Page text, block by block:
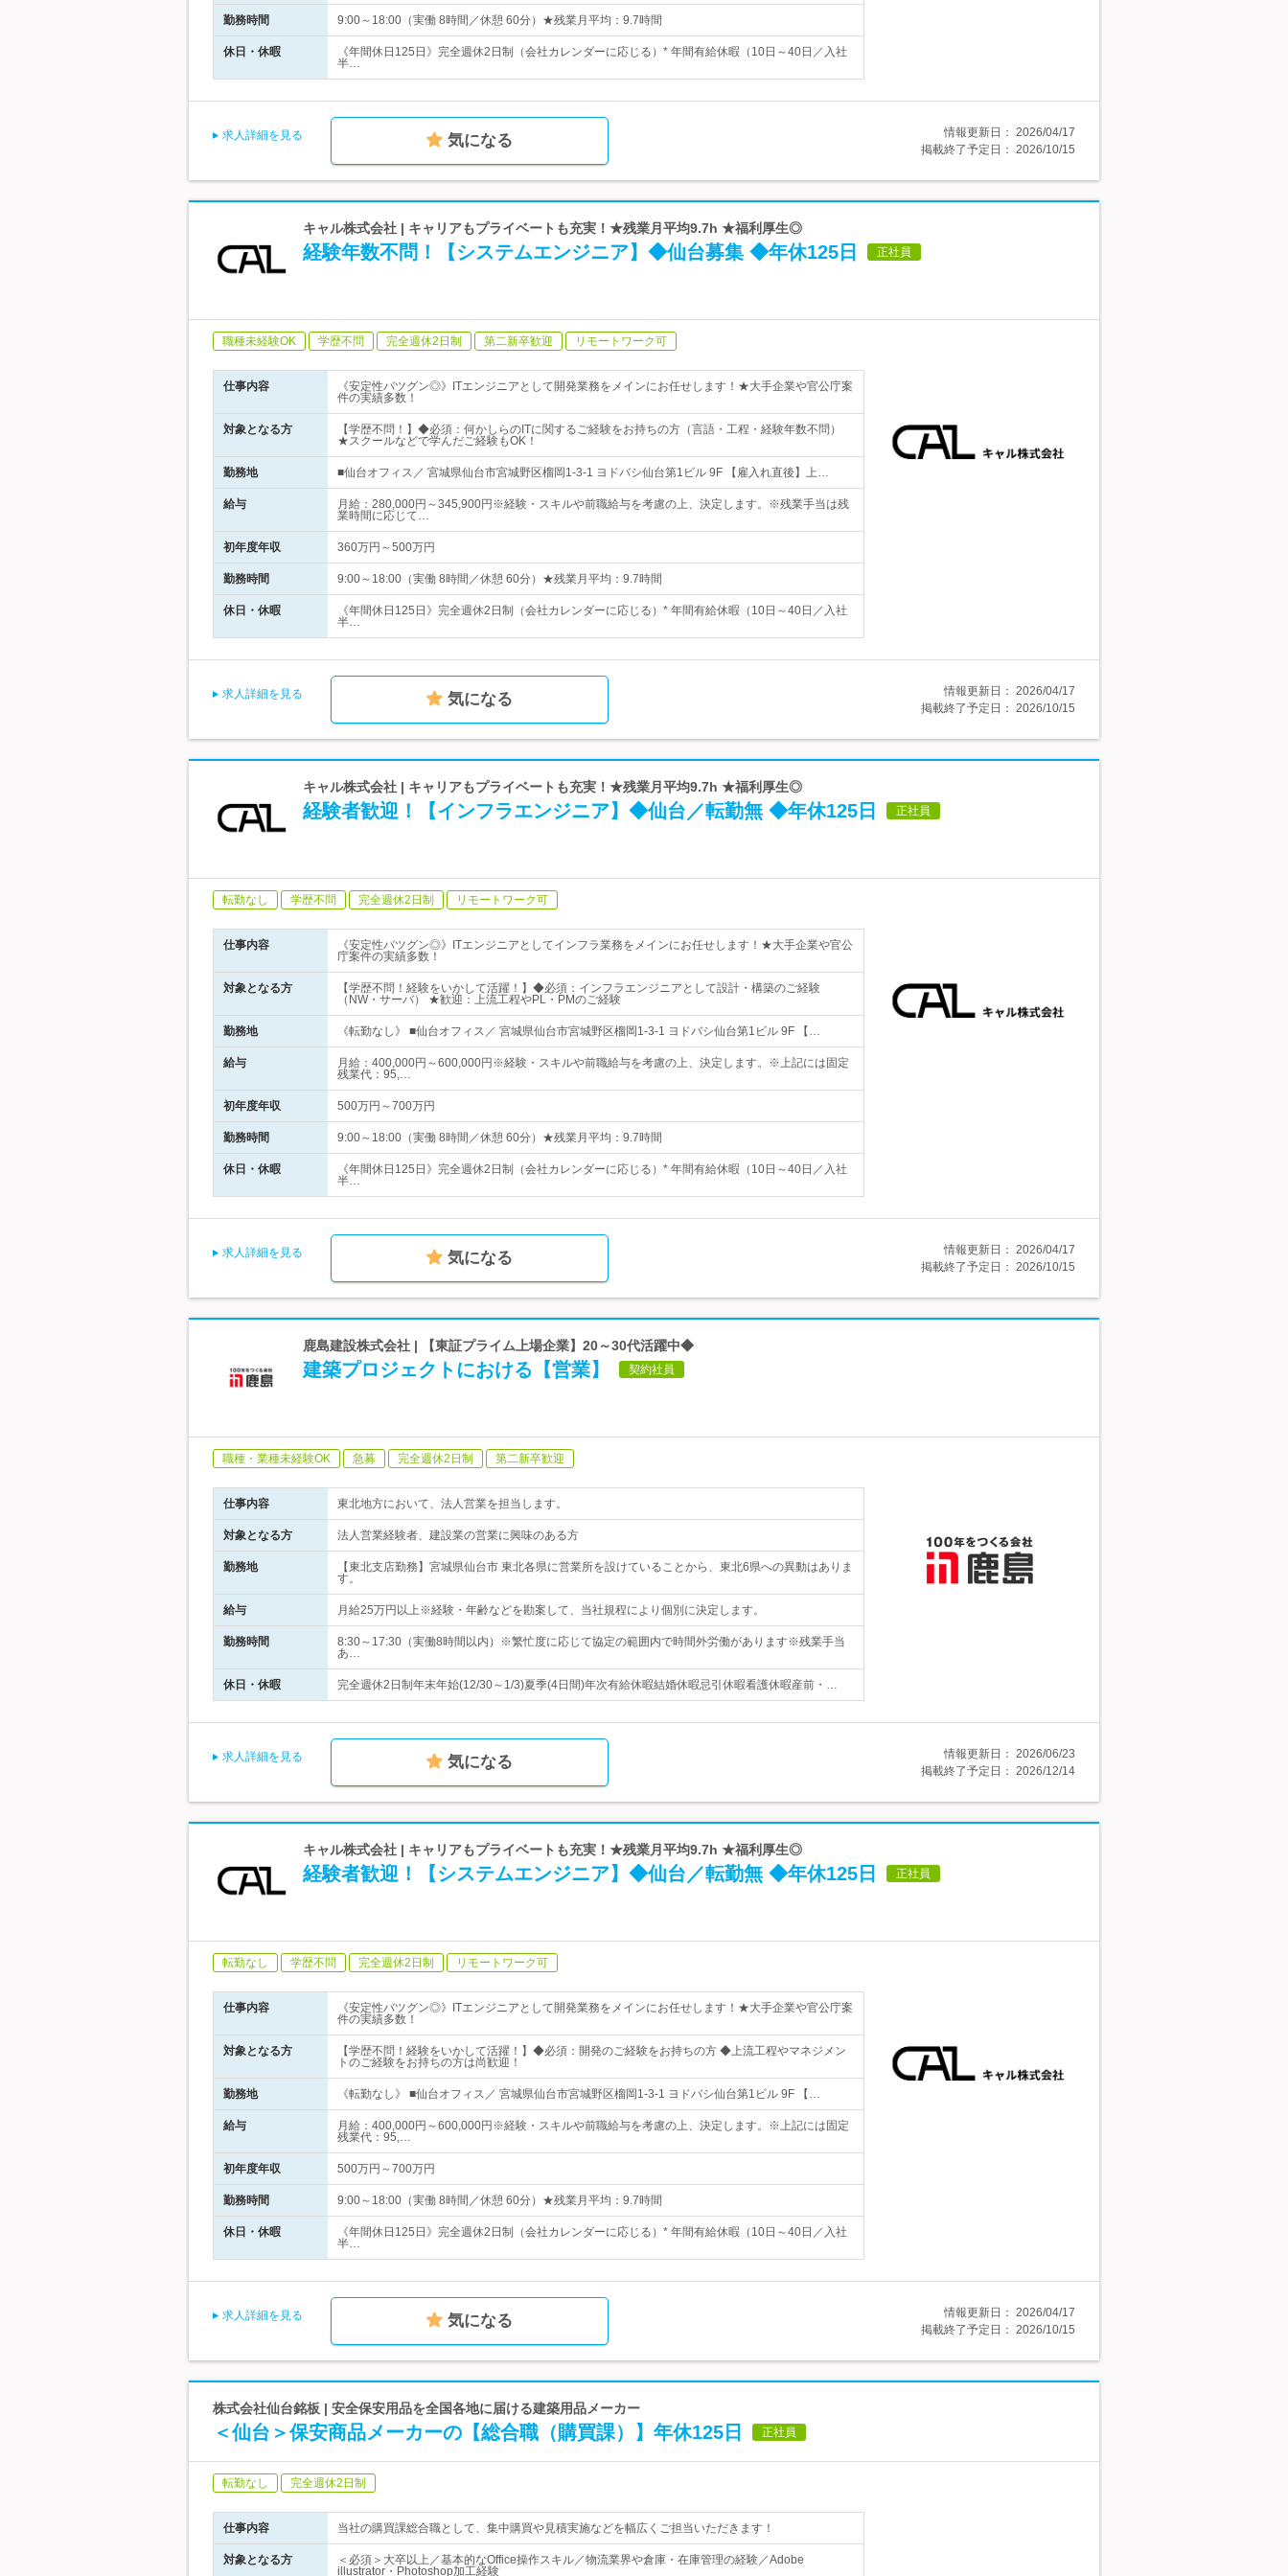
勤務時間 9:00～18:00（実働 8時間／休憩 60分）★残業月平均：9.7時間
休日・休暇
《年間休日125日》完全週休2日制（会社カレンダーに応じる）* 年間有給休暇（10日～40日／入社
半…
求人詳細を見る 気になる 情報更新日： 2026/04/17
掲載終了予定日： 2026/10/15
キャル株式会社 | キャリアもプライベートも充実！★残業月平均9.7h ★福利厚生◎
経験年数不問！【システムエンジニア】◆仙台募集 ◆年休125日 正社員
職種未経験OK 学歴不問 完全週休2日制 第二新卒歓迎 リモートワーク可
仕事内容
《安定性バツグン◎》ITエンジニアとして開発業務をメインにお任せします！★大手企業や官公庁案
件の実績多数！
対象となる方
【学歴不問！】◆必須：何かしらのITに関するご経験をお持ちの方（言語・工程・経験年数不問）
★スクールなどで学んだご経験もOK！
勤務地 ■仙台オフィス／ 宮城県仙台市宮城野区榴岡1-3-1 ヨドバシ仙台第1ビル 9F 【雇入れ直後】上…
給与
月給：280,000円～345,900円※経験・スキルや前職給与を考慮の上、決定します。※残業手当は残
業時間に応じて…
初年度年収 360万円～500万円
勤務時間 9:00～18:00（実働 8時間／休憩 60分）★残業月平均：9.7時間
休日・休暇
《年間休日125日》完全週休2日制（会社カレンダーに応じる）* 年間有給休暇（10日～40日／入社
半…
求人詳細を見る 気になる 情報更新日： 2026/04/17
掲載終了予定日： 2026/10/15
キャル株式会社 | キャリアもプライベートも充実！★残業月平均9.7h ★福利厚生◎
経験者歓迎！【インフラエンジニア】◆仙台／転勤無 ◆年休125日 正社員
転勤なし 学歴不問 完全週休2日制 リモートワーク可
仕事内容
《安定性バツグン◎》ITエンジニアとしてインフラ業務をメインにお任せします！★大手企業や官公
庁案件の実績多数！
対象となる方
【学歴不問！経験をいかして活躍！】◆必須：インフラエンジニアとして設計・構築のご経験
（NW・サーバ） ★歓迎：上流工程やPL・PMのご経験
勤務地 《転勤なし》 ■仙台オフィス／ 宮城県仙台市宮城野区榴岡1-3-1 ヨドバシ仙台第1ビル 9F 【…
給与
月給：400,000円～600,000円※経験・スキルや前職給与を考慮の上、決定します。※上記には固定
残業代：95,…
初年度年収 500万円～700万円
勤務時間 9:00～18:00（実働 8時間／休憩 60分）★残業月平均：9.7時間
休日・休暇
《年間休日125日》完全週休2日制（会社カレンダーに応じる）* 年間有給休暇（10日～40日／入社
半…
求人詳細を見る 気になる 情報更新日： 2026/04/17
掲載終了予定日： 2026/10/15
鹿島建設株式会社 | 【東証プライム上場企業】20～30代活躍中◆
建築プロジェクトにおける【営業】 契約社員
職種・業種未経験OK 急募 完全週休2日制 第二新卒歓迎
仕事内容 東北地方において、法人営業を担当します。
対象となる方 法人営業経験者、建設業の営業に興味のある方
勤務地
【東北支店勤務】宮城県仙台市 東北各県に営業所を設けていることから、東北6県への異動はありま
す。
給与 月給25万円以上※経験・年齢などを勘案して、当社規程により個別に決定します。
勤務時間
8:30～17:30（実働8時間以内）※繁忙度に応じて協定の範囲内で時間外労働があります※残業手当
あ…
休日・休暇 完全週休2日制年末年始(12/30～1/3)夏季(4日間)年次有給休暇結婚休暇忌引休暇看護休暇産前・…
求人詳細を見る 気になる 情報更新日： 2026/06/23
掲載終了予定日： 2026/12/14
キャル株式会社 | キャリアもプライベートも充実！★残業月平均9.7h ★福利厚生◎
経験者歓迎！【システムエンジニア】◆仙台／転勤無 ◆年休125日 正社員
転勤なし 学歴不問 完全週休2日制 リモートワーク可
仕事内容
《安定性バツグン◎》ITエンジニアとして開発業務をメインにお任せします！★大手企業や官公庁案
件の実績多数！
対象となる方
【学歴不問！経験をいかして活躍！】◆必須：開発のご経験をお持ちの方 ◆上流工程やマネジメン
トのご経験をお持ちの方は尚歓迎！
勤務地 《転勤なし》 ■仙台オフィス／ 宮城県仙台市宮城野区榴岡1-3-1 ヨドバシ仙台第1ビル 9F 【…
給与
月給：400,000円～600,000円※経験・スキルや前職給与を考慮の上、決定します。※上記には固定
残業代：95,…
初年度年収 500万円～700万円
勤務時間 9:00～18:00（実働 8時間／休憩 60分）★残業月平均：9.7時間
休日・休暇
《年間休日125日》完全週休2日制（会社カレンダーに応じる）* 年間有給休暇（10日～40日／入社
半…
求人詳細を見る 気になる 情報更新日： 2026/04/17
掲載終了予定日： 2026/10/15
株式会社仙台銘板 | 安全保安用品を全国各地に届ける建築用品メーカー
＜仙台＞保安商品メーカーの【総合職（購買課）】年休125日 正社員
転勤なし 完全週休2日制
仕事内容 当社の購買課総合職として、集中購買や見積実施などを幅広くご担当いただきます！
対象となる方
＜必須＞大卒以上／基本的なOffice操作スキル／物流業界や倉庫・在庫管理の経験／Adobe
illustrator・Photoshop加工経験